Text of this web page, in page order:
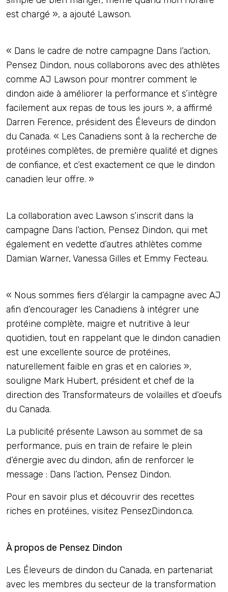
est chargé », a ajouté Lawson.
« Dans le cadre de notre campagne Dans l’action,
Pensez Dindon, nous collaborons avec des athlètes
comme AJ Lawson pour montrer comment le
dindon aide à améliorer la performance et s’intègre
facilement aux repas de tous les jours », a affirmé
Darren Ference, président des Éleveurs de dindon
du Canada. « Les Canadiens sont à la recherche de
protéines complètes, de première qualité et dignes
de confiance, et c’est exactement ce que le dindon
canadien leur offre. »
La collaboration avec Lawson s’inscrit dans la
campagne Dans l’action, Pensez Dindon, qui met
également en vedette d’autres athlètes comme
Damian Warner, Vanessa Gilles et Emmy Fecteau.
« Nous sommes fiers d’élargir la campagne avec AJ
afin d’encourager les Canadiens à intégrer une
protéine complète, maigre et nutritive à leur
quotidien, tout en rappelant que le dindon canadien
est une excellente source de protéines,
naturellement faible en gras et en calories »,
souligne Mark Hubert, président et chef de la
direction des Transformateurs de volailles et d’oeufs
du Canada.
La publicité présente Lawson au sommet de sa
performance, puis en train de refaire le plein
d’énergie avec du dindon, afin de renforcer le
message : Dans l’action, Pensez Dindon.
Pour en savoir plus et découvrir des recettes
riches en protéines, visitez PensezDindon.ca.
À propos de Pensez Dindon
Les Éleveurs de dindon du Canada, en partenariat
avec les membres du secteur de la transformation